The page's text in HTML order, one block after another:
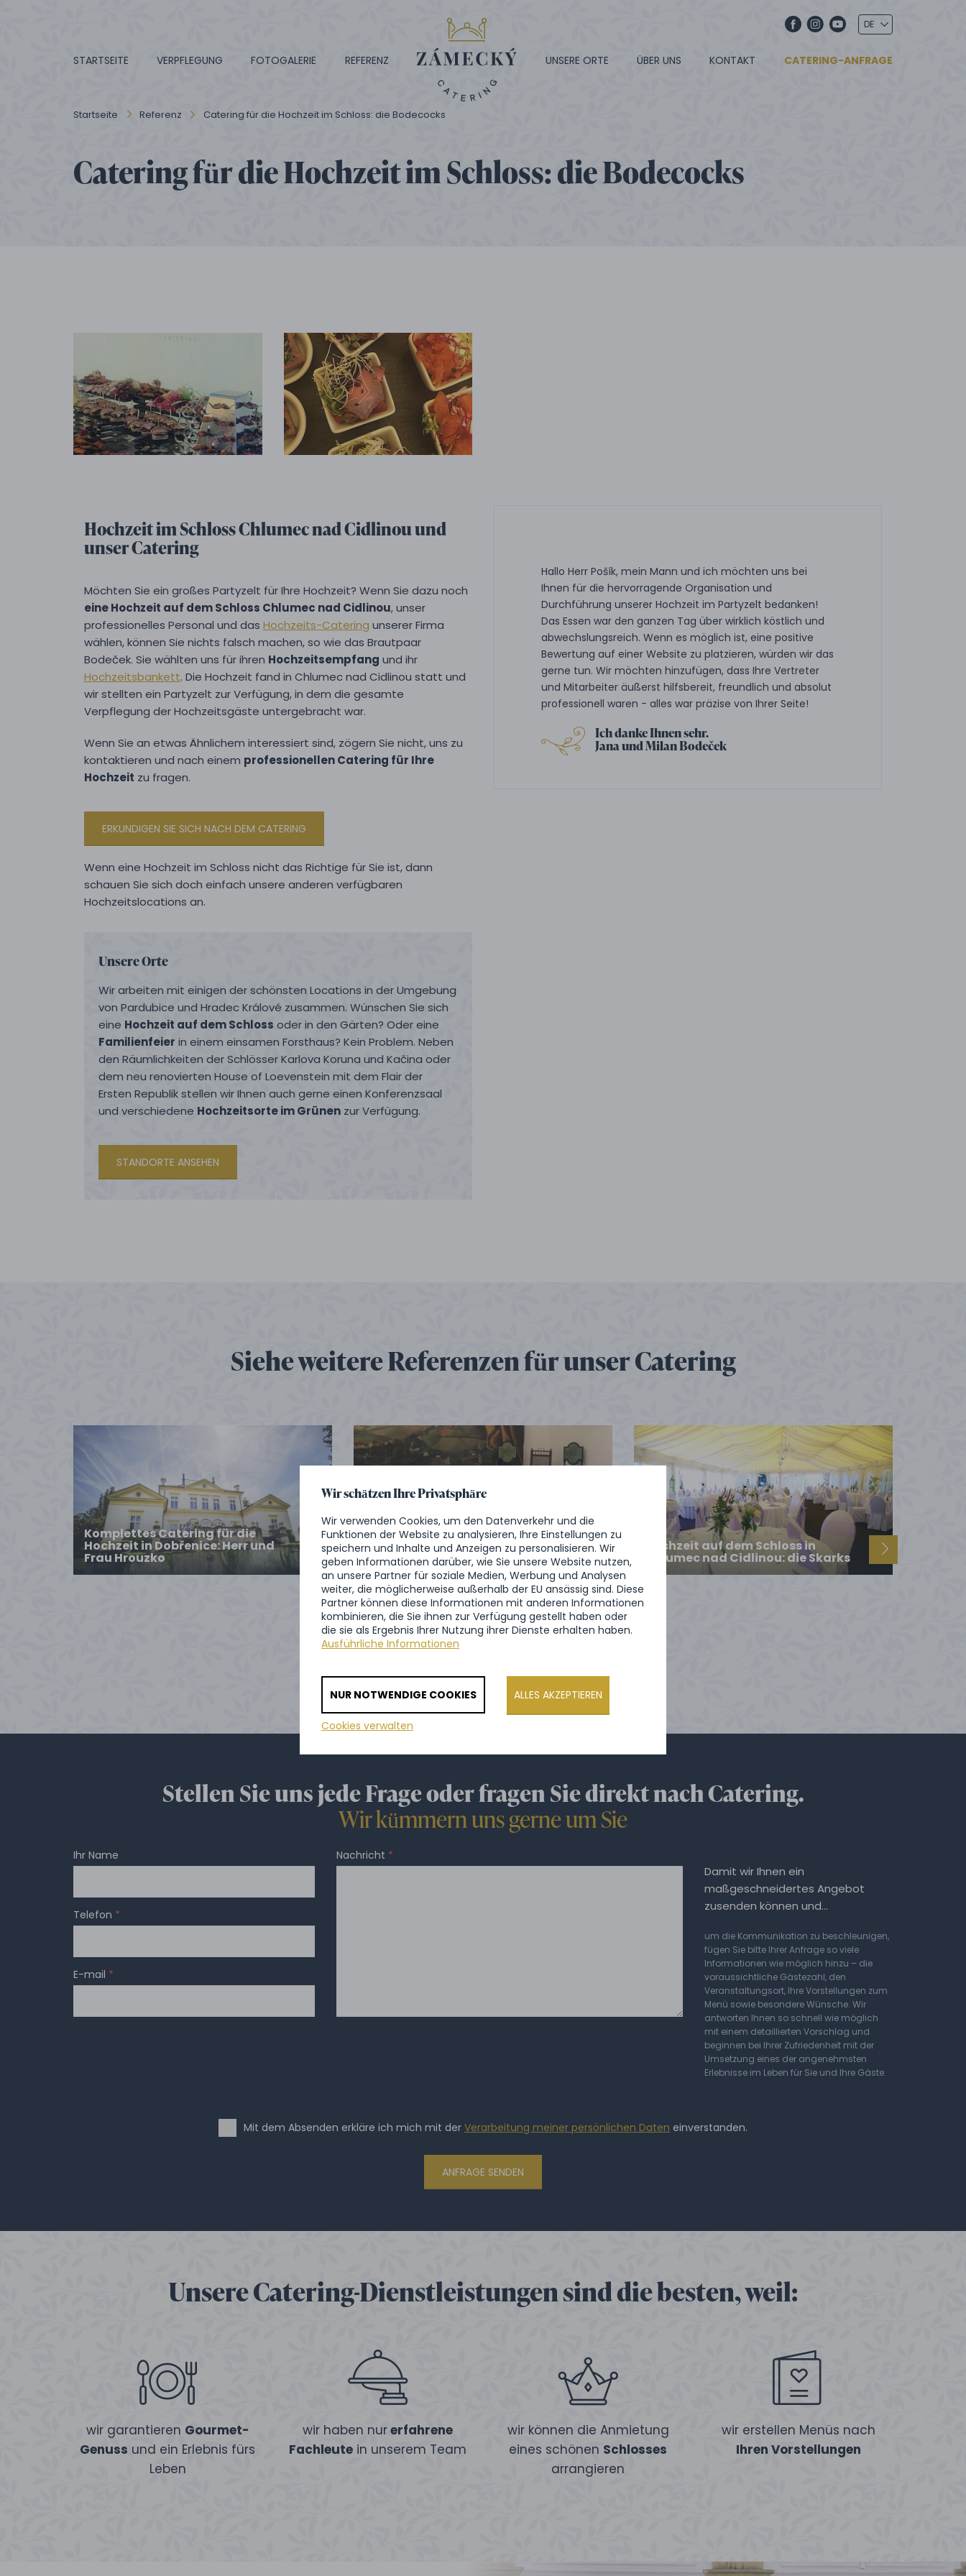
CATERING-ANFRAGE
STARTSEITE VERPFLEGUNG FOTOGALERIE REFERENZ UNSERE ORTE ÜBER UNS KONTAKT
Startseite Referenz Catering für die Hochzeit im Schloss: die Bodecocks
Catering für die Hochzeit im Schloss: die Bodecocks
Hochzeit im Schloss Chlumec nad Cidlinou und
unser Catering
Möchten Sie ein großes Partyzelt für Ihre Hochzeit? Wenn Sie dazu noch
eine Hochzeit auf dem Schloss Chlumec nad Cidlinou, unser
professionelles Personal und das Hochzeits-Catering unserer Firma
wählen, können Sie nichts falsch machen, so wie das Brautpaar
Bodeček. Sie wählten uns für ihren Hochzeitsempfang und ihr
Hochzeitsbankett. Die Hochzeit fand in Chlumec nad Cidlinou statt und
wir stellten ein Partyzelt zur Verfügung, in dem die gesamte
Verpflegung der Hochzeitsgäste untergebracht war.
Wenn Sie an etwas Ähnlichem interessiert sind, zögern Sie nicht, uns zu
kontaktieren und nach einem professionellen Catering für Ihre
Hochzeit zu fragen.
ERKUNDIGEN SIE SICH NACH DEM CATERING
Wenn eine Hochzeit im Schloss nicht das Richtige für Sie ist, dann
schauen Sie sich doch einfach unsere anderen verfügbaren
Hochzeitslocations an.
Unsere Orte
Wir arbeiten mit einigen der schönsten Locations in der Umgebung
von Pardubice und Hradec Králové zusammen. Wünschen Sie sich
eine Hochzeit auf dem Schloss oder in den Gärten? Oder eine
Familienfeier in einem einsamen Forsthaus? Kein Problem. Neben
den Räumlichkeiten der Schlösser Karlova Koruna und Kačina oder
dem neu renovierten House of Loevenstein mit dem Flair der
Ersten Republik stellen wir Ihnen auch gerne einen Konferenzsaal
und verschiedene Hochzeitsorte im Grünen zur Verfügung.
STANDORTE ANSEHEN
Hallo Herr Pošík, mein Mann und ich möchten uns bei
Ihnen für die hervorragende Organisation und
Durchführung unserer Hochzeit im Partyzelt bedanken!
Das Essen war den ganzen Tag über wirklich köstlich und
abwechslungsreich. Wenn es möglich ist, eine positive
Bewertung auf einer Website zu platzieren, würden wir das
gerne tun. Wir möchten hinzufügen, dass Ihre Vertreter
und Mitarbeiter äußerst hilfsbereit, freundlich und absolut
professionell waren - alles war präzise von Ihrer Seite!
Ich danke Ihnen sehr.
Jana und Milan Bodeček
Siehe weitere Referenzen für unser Catering
Komplettes Catering für die
Hochzeit in Dobřenice: Herr und
Frau Hrouzko
Hochzeit auf dem Schloss: die
Prager Familie
Hochzeit auf dem Schloss in
Chlumec nad Cidlinou: die Skarks
ALLE REFERENZEN ANZEIGEN
Stellen Sie uns jede Frage oder fragen Sie direkt nach Catering.
Wir kümmern uns gerne um Sie
Ihr Name
Telefon *
E-mail *
Nachricht *
Damit wir Ihnen ein
maßgeschneidertes Angebot
zusenden können und…
um die Kommunikation zu beschleunigen,
fügen Sie bitte Ihrer Anfrage so viele
Informationen wie möglich hinzu – die
voraussichtliche Gästezahl, den
Veranstaltungsort, Ihre Vorstellungen zum
Menü sowie besondere Wünsche. Wir
antworten Ihnen so schnell wie möglich
mit einem detaillierten Vorschlag und
beginnen bei Ihrer Zufriedenheit mit der
Umsetzung eines der angenehmsten
Erlebnisse im Leben für Sie und Ihre Gäste.
Mit dem Absenden erkläre ich mich mit der Verarbeitung meiner persönlichen Daten einverstanden.
ANFRAGE SENDEN
Unsere Catering-Dienstleistungen sind die besten, weil:
wir garantieren Gourmet-
Genuss und ein Erlebnis fürs
Leben
wir haben nurerfahrene
Fachleute in unserem Team
wir können die Anmietung
eines schönen Schlosses
arrangieren
wir erstellen Menüs nach
Ihren Vorstellungen
Wir schätzen Ihre Privatsphäre
Wir verwenden Cookies, um den Datenverkehr und die
Funktionen der Website zu analysieren, Ihre Einstellungen zu
speichern und Inhalte und Anzeigen zu personalisieren. Wir
geben Informationen darüber, wie Sie unsere Website nutzen,
an unsere Partner für soziale Medien, Werbung und Analysen
weiter, die möglicherweise außerhalb der EU ansässig sind. Diese
Partner können diese Informationen mit anderen Informationen
kombinieren, die Sie ihnen zur Verfügung gestellt haben oder
die sie als Ergebnis Ihrer Nutzung ihrer Dienste erhalten haben.
Ausführliche Informationen
NUR NOTWENDIGE COOKIES ALLES AKZEPTIEREN
Cookies verwalten